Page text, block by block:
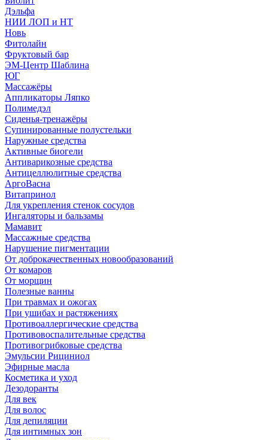
Дэльфа
НИИ ЛОП и НТ
Новь
Фитолайн
Фруктовый бар
ЭМ-Центр Шаблина
ЮГ
Массажёры
Аппликаторы Ляпко
Полимедэл
Сиденья-тренажёры
Супинированные полустельки
Наружные средства
Активные биогели
Антиварикозные средства
Антицеллюлитные средства
АргоВасна
Витапринол
Для укрепления стенок сосудов
Ингаляторы и бальзамы
Мамавит
Массажные средства
Нарушение пигментации
От доброкачественных новообразований
От комаров
От морщин
Полезные ванны
При травмах и ожогах
При ушибах и растяжениях
Противоаллергические средства
Противовоспалительные средства
Противогрибковые средства
Эмульсии Рициниол
Эфирные масла
Косметика и уход
Дезодоранты
Для век
Для волос
Для депиляции
Для интимных зон